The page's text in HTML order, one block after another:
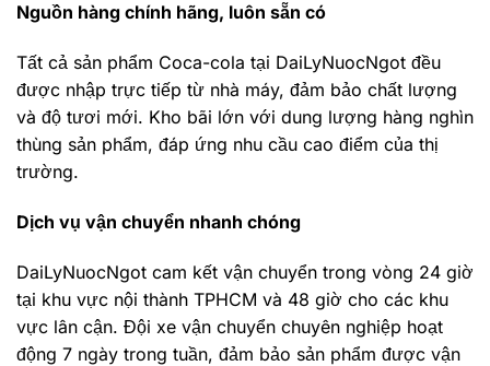
Nguồn hàng chính hãng, luôn sẵn có
Tất cả sản phẩm Coca-cola tại DaiLyNuocNgot đều
được nhập trực tiếp từ nhà máy, đảm bảo chất lượng
và độ tươi mới. Kho bãi lớn với dung lượng hàng nghìn
thùng sản phẩm, đáp ứng nhu cầu cao điểm của thị
trường.
Dịch vụ vận chuyển nhanh chóng
DaiLyNuocNgot cam kết vận chuyển trong vòng 24 giờ
tại khu vực nội thành TPHCM và 48 giờ cho các khu
vực lân cận. Đội xe vận chuyển chuyên nghiệp hoạt
động 7 ngày trong tuần, đảm bảo sản phẩm được vận